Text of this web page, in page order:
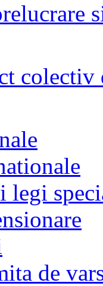
colectiv
legi
de